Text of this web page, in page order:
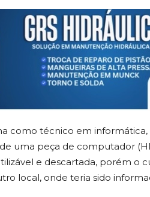
como técnico em
uma peça de computador
e descartada, porém o
local, onde teria sido